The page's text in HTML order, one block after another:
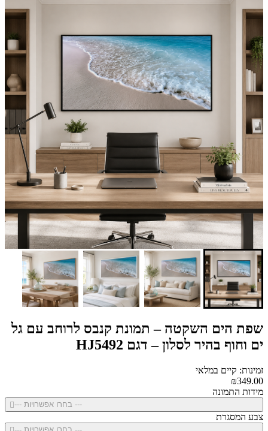
שפת הים השקטה – תמונת קנבס לרוחב עם גל
ים וחוף בהיר לסלון – דגם HJ5492
זמינות: קיים במלאי
₪349.00
מידות התמונה
--- בחרו אפשרויות ---
צבע המסגרת